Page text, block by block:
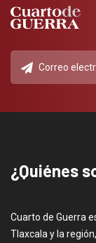
¿Quiénes
Cuarto de Guerra
Tlaxcala y la